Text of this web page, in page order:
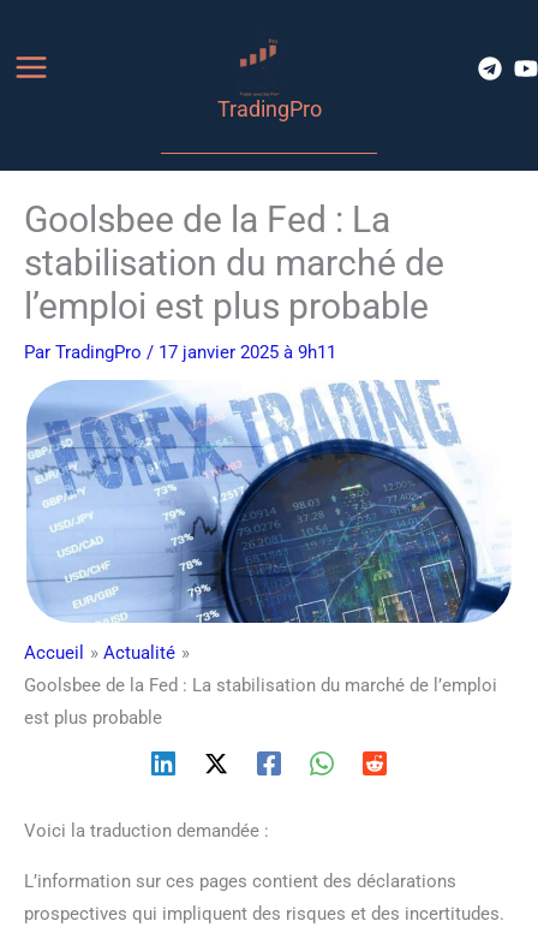
contenu
TradingPro
Goolsbee de la Fed : La
stabilisation du marché de
l’emploi est plus probable
Par TradingPro / 17 janvier 2025 à 9h11
Accueil
Actualité
Goolsbee de la Fed : La stabilisation du marché de l’emploi
est plus probable
Voici la traduction demandée :
L’information sur ces pages contient des déclarations
prospectives qui impliquent des risques et des incertitudes.